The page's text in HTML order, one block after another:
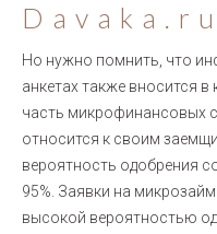
Но нужно помнить, что
анкетах также вносится
часть микрофинансовых
относится к своим
вероятность одобрения
95%. Заявки на
высокой вероятностью